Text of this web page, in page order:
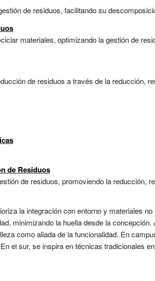
de residuos, facilitando su
materiales, optimizando la gestión de
de residuos a través de la reducción,
de Residuos
de residuos, promoviendo la reducción,
la integración con entorno y materiales
minimizando la huella desde la
como aliada de la funcionalidad. En
el sur, se inspira en técnicas tradicionales